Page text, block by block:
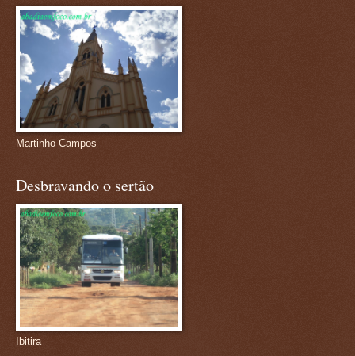
Martinho Campos
Desbravando o sertão
Ibitira